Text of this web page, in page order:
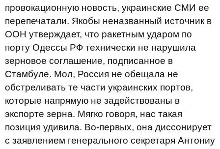
провокационную новость, украинские СМИ ее
перепечатали. Якобы неназванный источник в
ООН утверждает, что ракетным ударом по
порту Одессы РФ технически не нарушила
зерновое соглашение, подписанное в
Стамбуле. Мол, Россия не обещала не
обстреливать те части украинских портов,
которые напрямую не задействованы в
экспорте зерна. Мягко говоря, нас такая
позиция удивила. Во-первых, она диссонирует
с заявлением генерального секретаря Антониу